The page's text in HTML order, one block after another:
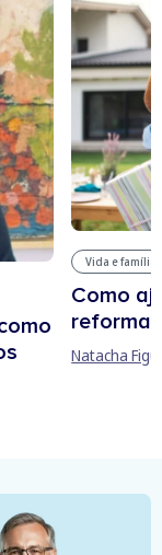
Vida e família
Como
reforma
Natacha